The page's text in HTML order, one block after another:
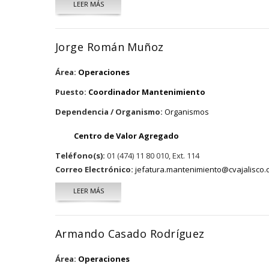
LEER MÁSSOBRE NICOLÁS DÍAZ ESPARZA
Jorge Román Muñoz
Área: Operaciones
Puesto: Coordinador Mantenimiento
Dependencia / Organismo: Organismos
Centro de Valor Agregado
Teléfono(s): 01 (474) 11 80 010, Ext. 114
Correo Electrónico:
LEER MÁSSOBRE JORGE ROMÁN MUÑOZ
Armando Casado Rodríguez
Área: Operaciones